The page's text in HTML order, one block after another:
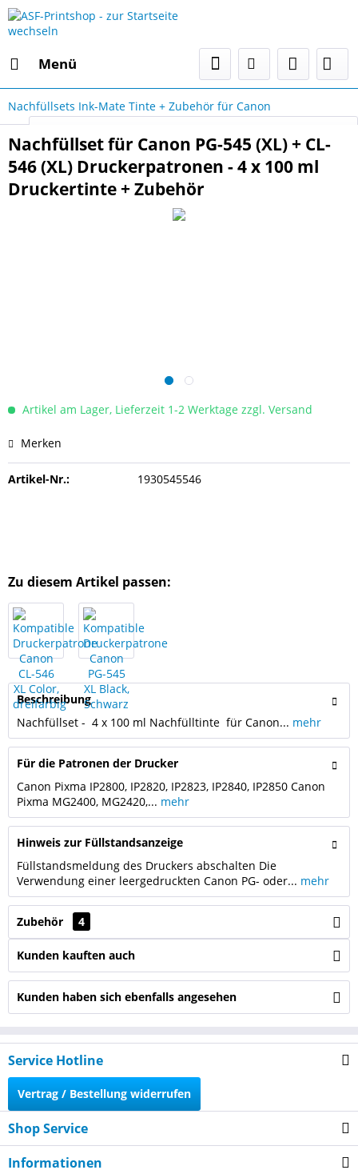
Menü
Select Language
Nachfüllsets Ink-Mate Tinte + Zubehör für Canon
Nachfüllset für Canon PG-545 (XL) + CL-
546 (XL) Druckerpatronen - 4 x 100 ml
Druckertinte + Zubehör
Artikel am Lager, Lieferzeit 1-2 Werktage zzgl. Versand
Merken
Artikel-Nr.: 1930545546
Zu diesem Artikel passen:
Beschreibung
Nachfüllset - 4 x 100 ml Nachfülltinte für Canon... mehr
Für die Patronen der Drucker
Canon Pixma IP2800, IP2820, IP2823, IP2840, IP2850 Canon
Pixma MG2400, MG2420,... mehr
Hinweis zur Füllstandsanzeige
Füllstandsmeldung des Druckers abschalten Die
Verwendung einer leergedruckten Canon PG- oder... mehr
Zubehör 4
Kunden kauften auch
Kunden haben sich ebenfalls angesehen
Service Hotline
Vertrag / Bestellung widerrufen
Shop Service
Informationen